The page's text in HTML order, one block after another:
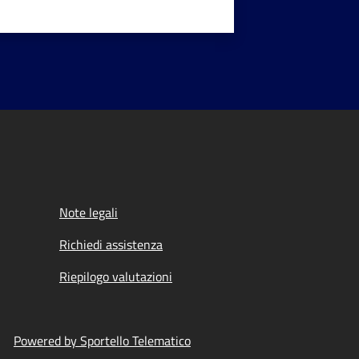
Note legali
Richiedi assistenza
Riepilogo valutazioni
Powered by Sportello Telematico